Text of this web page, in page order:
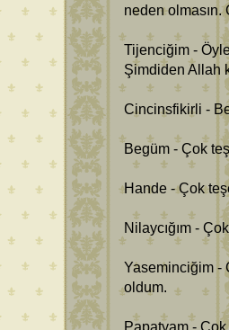
neden
Tijenciğim -
Şimdiden Allah
Cincinsfikirli -
Begüm - Çok
Hande - Çok
Nilaycığım -
Yaseminciğim -
oldum.
Papatyam -